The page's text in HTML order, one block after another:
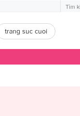
trang suc cuoi